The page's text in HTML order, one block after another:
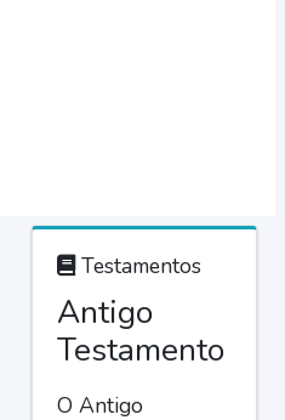
Testamentos
Antigo
Testamento
O Antigo